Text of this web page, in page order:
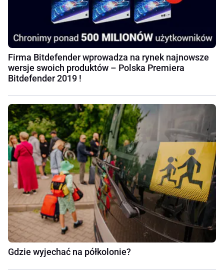
Firma Bitdefender wprowadza na rynek najnowsze
wersje swoich produktów – Polska Premiera
Bitdefender 2019 !
Gdzie wyjechać na półkolonie?